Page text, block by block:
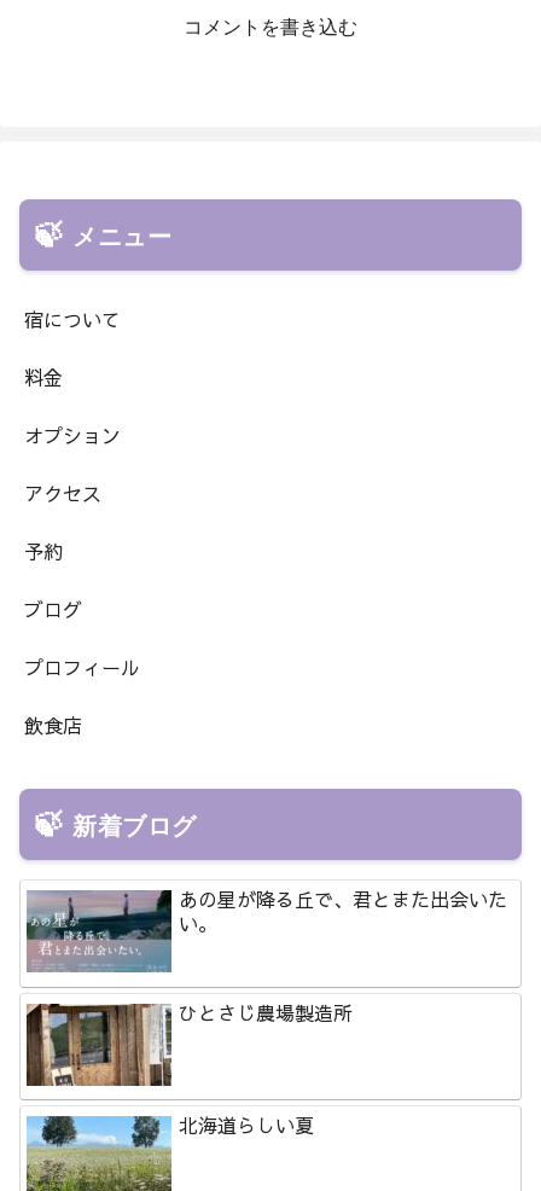
コメントを書き込む
メニュー
宿について
料金
オプション
アクセス
予約
ブログ
プロフィール
飲食店
新着ブログ
あの星が降る丘で、君とまた出会いた
い。
ひとさじ農場製造所
北海道らしい夏